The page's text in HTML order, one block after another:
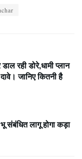
रही डोरे,धामी प्लान
जानिए कितनी है
संबंधित लागू होगा कड़ा